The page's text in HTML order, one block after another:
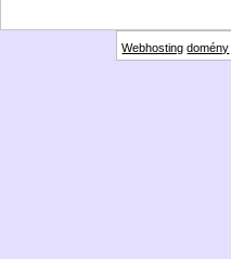
Webhosting domény